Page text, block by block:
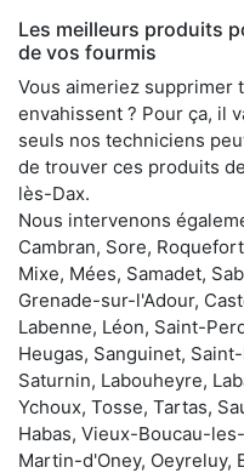
Les meilleurs produits
de vos fourmis
Vous aimeriez supprimer
envahissent ? Pour ça, il
seuls nos techniciens
de trouver ces produits
lès-Dax.
Nous intervenons
Cambran, Sore,
Mixe, Mées, Samadet,
Grenade-sur-l'Adour,
Labenne, Léon, Saint-
Heugas, Sanguinet,
Saturnin, Labouheyre,
Ychoux, Tosse, Tartas,
Habas, Vieux-Boucau-
Martin-d'Oney, Oeyreluy,